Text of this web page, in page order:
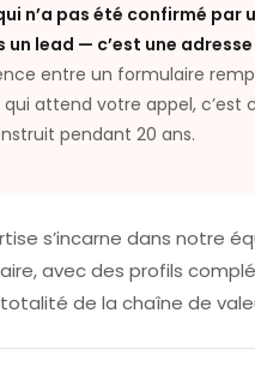
n’a pas été confirmé par
un lead — c’est une
entre un formulaire
attend votre appel, c’est
pendant 20 ans.
s’incarne dans notre
avec des profils
de la chaîne de